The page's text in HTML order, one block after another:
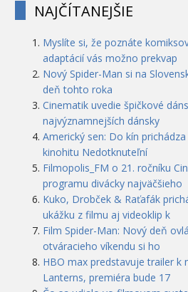
NAJČÍTANEJŠIE
Myslíte si, že poznáte
adaptácií vás možno prekvap
Nový Spider-Man si na
deň tohto roka
Cinematik uvedie špičkové
najvýznamnejších dánsky
Americký sen: Do kín
kinohitu Nedotknuteľní
Filmopolis_FM o 21. ročníku
programu divácky najväčšieho
Kuko, Drobček & Raťafák
ukážku z filmu aj videoklip k
Film Spider-Man: Nový deň
otváracieho víkendu si ho
HBO max predstavuje trailer k
Lanterns, premiéra bude 17